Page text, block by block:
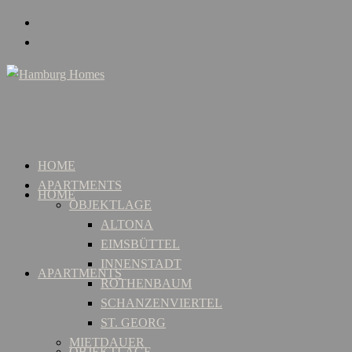
HOME
APARTMENTS
HOME
APARTMENTS
OBJEKTLAGE
ALTONA
EIMSBÜTTEL
INNENSTADT
ROTHENBAUM
SCHANZENVIERTEL
ST. GEORG
MIETDAUER